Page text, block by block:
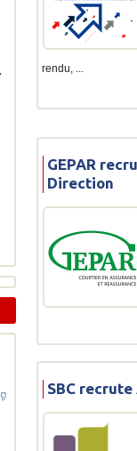
rendu, ...
GEPAR
Direction
SBC